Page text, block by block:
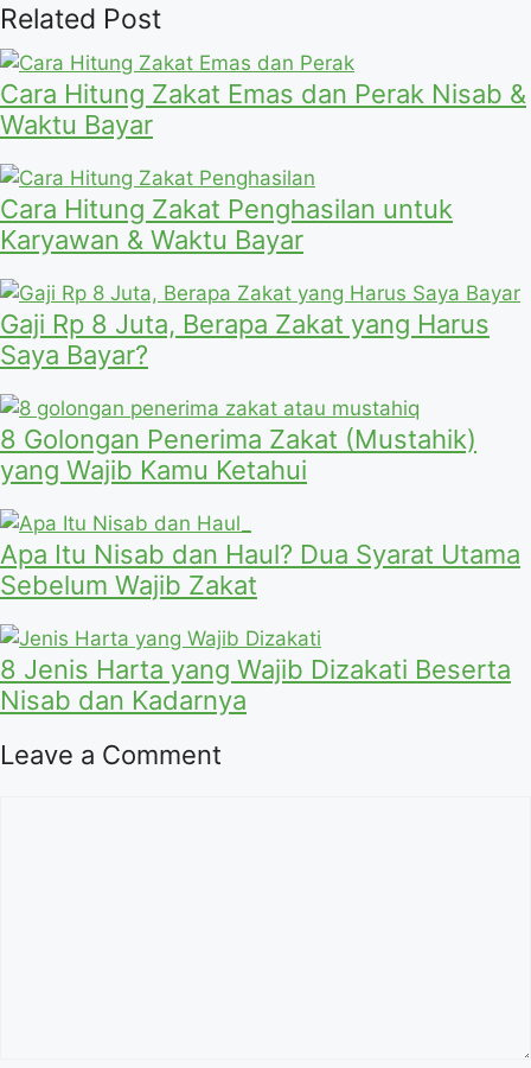
Related Post
Cara Hitung Zakat Emas dan Perak Nisab &
Waktu Bayar
Cara Hitung Zakat Penghasilan untuk
Karyawan & Waktu Bayar
Gaji Rp 8 Juta, Berapa Zakat yang Harus
Saya Bayar?
8 Golongan Penerima Zakat (Mustahik)
yang Wajib Kamu Ketahui
Apa Itu Nisab dan Haul? Dua Syarat Utama
Sebelum Wajib Zakat
8 Jenis Harta yang Wajib Dizakati Beserta
Nisab dan Kadarnya
Leave a Comment